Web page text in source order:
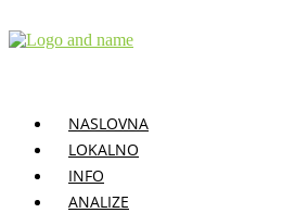
na
NASLOVNA
LOKALNO
INFO
ANALIZE